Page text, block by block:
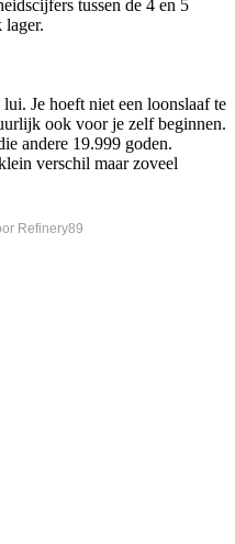
tussen de 4 en 5
lager.
Je hoeft niet een loonslaaf te
ook voor je zelf beginnen.
andere 19.999 goden.
verschil maar zoveel
Refinery89